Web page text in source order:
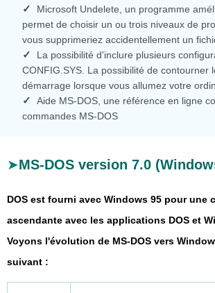
Microsoft Undelete, un programme
permet de choisir un ou trois niveaux de
vous supprimeriez accidentellement un
La possibilité d'inclure plusieurs
CONFIG.SYS. La possibilité de contourner
démarrage lorsque vous allumez votre
Aide MS-DOS, une référence en ligne
commandes MS-DOS
MS-DOS version 7.0
DOS est fourni avec Windows 95 pour une
ascendante avec les applications DOS et
Voyons l'évolution de MS-DOS vers
suivant :